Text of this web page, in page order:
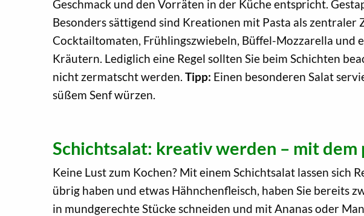
Geschmack und den Vorräten in der Küche entspricht.
Besonders sättigend sind Kreationen mit Pasta als
Cocktailtomaten, Frühlingszwiebeln, Büffel-Mozzarella und
Kräutern. Lediglich eine Regel sollten Sie beim Schichten
nicht zermatscht werden. Tipp: Einen besonderen Salat
süßem Senf würzen.
Schichtsalat: kreativ werden – mit dem
Keine Lust zum Kochen? Mit einem Schichtsalat lassen sich
übrig haben und etwas Hähnchenfleisch, haben Sie bereits
in mundgerechte Stücke schneiden und mit Ananas oder